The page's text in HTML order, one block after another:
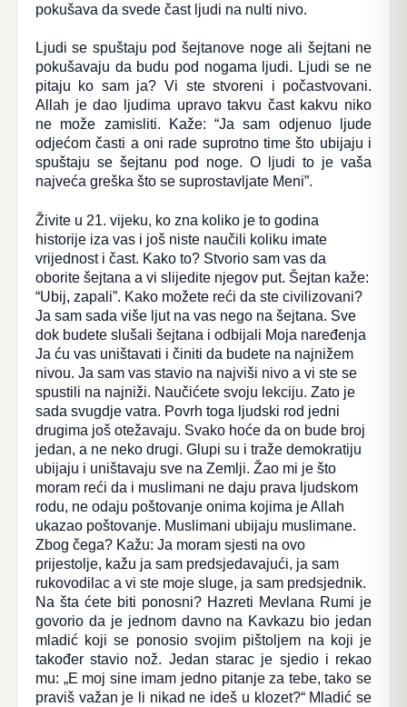
pokušava da svede čast ljudi na nulti nivo.
Ljudi se spuštaju pod šejtanove noge ali šejtani ne
pokušavaju da budu pod nogama ljudi. Ljudi se ne
pitaju ko sam ja? Vi ste stvoreni i počastvovani.
Allah je dao ljudima upravo takvu čast kakvu niko
ne može zamisliti. Kaže: “Ja sam odjenuo ljude
odjećom časti a oni rade suprotno time što ubijaju i
spuštaju se šejtanu pod noge. O ljudi to je vaša
najveća greška što se suprostavljate Meni”.
Živite u 21. vijeku, ko zna koliko je to godina
historije iza vas i još niste naučili koliku imate
vrijednost i čast. Kako to? Stvorio sam vas da
oborite šejtana a vi slijedite njegov put. Šejtan kaže:
“Ubij, zapali”. Kako možete reći da ste civilizovani?
Ja sam sada više ljut na vas nego na šejtana. Sve
dok budete slušali šejtana i odbijali Moja naređenja
Ja ću vas uništavati i činiti da budete na najnižem
nivou. Ja sam vas stavio na najviši nivo a vi ste se
spustili na najniži. Naučićete svoju lekciju. Zato je
sada svugdje vatra. Povrh toga ljudski rod jedni
drugima još otežavaju. Svako hoće da on bude broj
jedan, a ne neko drugi. Glupi su i traže demokratiju
ubijaju i uništavaju sve na Zemlji. Žao mi je što
moram reći da i muslimani ne daju prava ljudskom
rodu, ne odaju poštovanje onima kojima je Allah
ukazao poštovanje. Muslimani ubijaju muslimane.
Zbog čega? Kažu: Ja moram sjesti na ovo
prijestolje, kažu ja sam predsjedavajući, ja sam
rukovodilac a vi ste moje sluge, ja sam predsjednik.
Na šta ćete biti ponosni? Hazreti Mevlana Rumi je
govorio da je jednom davno na Kavkazu bio jedan
mladić koji se ponosio svojim pištoljem na koji je
također stavio nož. Jedan starac je sjedio i rekao
mu: „E moj sine imam jedno pitanje za tebe, tako se
praviš važan je li nikad ne ideš u klozet?“ Mladić se